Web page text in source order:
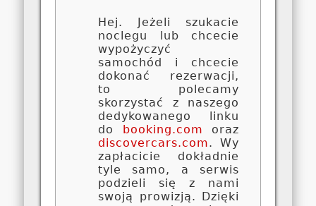
Hej. Jeżeli szukacie
noclegu lub chcecie
wypożyczyć
samochód i chcecie
dokonać rezerwacji,
to polecamy
skorzystać z naszego
dedykowanego linku
do booking.com oraz
discovercars.com. Wy
zapłacicie dokładnie
tyle samo, a serwis
podzieli się z nami
swoją prowizją. Dzięki